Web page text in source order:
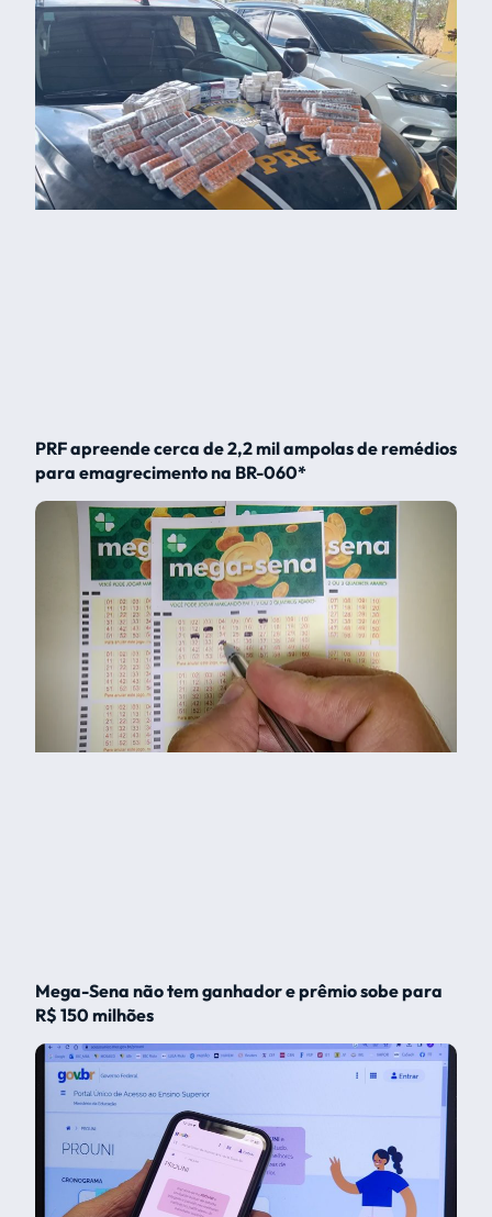
PRF apreende cerca de 2,2 mil ampolas de remédios
para emagrecimento na BR-060*
Mega-Sena não tem ganhador e prêmio sobe para
R$ 150 milhões